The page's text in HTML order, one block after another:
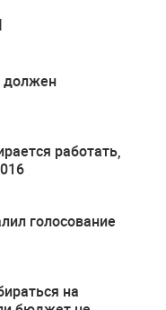
должен
работать,
голосование
на